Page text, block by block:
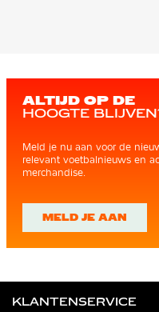
ALTIJD OP DE
HOOGTE
Meld je nu aan voor de
relevant voetbalnieuws en
merchandise.
MELD JE AAN
KLANTENSERVICE